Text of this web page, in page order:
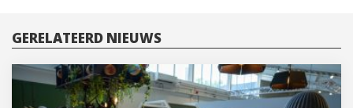
GERELATEERD NIEUWS